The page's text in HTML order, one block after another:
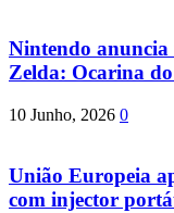
Nintendo anuncia
Zelda: Ocarina
10 Junho, 2026 0
União Europeia
com injector